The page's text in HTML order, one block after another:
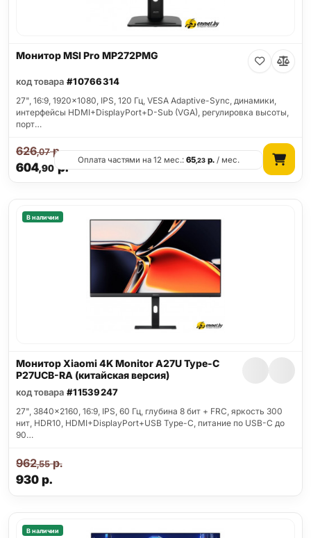
Монитор MSI Pro MP272PMG
код товара #10766314
27", 16:9, 1920x1080, IPS, 120 Гц, VESA Adaptive-Sync, динамики,
интерфейсы HDMI+DisplayPort+D-Sub (VGA), регулировка высоты,
порт…
604,90р.
626,07р.
Оплата частями на 12 мес.:65,23 р. / мес.
В наличии
Монитор Xiaomi 4K Monitor A27U Type-C
P27UCB-RA (китайская версия)
код товара #11539247
27", 3840x2160, 16:9, IPS, 60 Гц, глубина 8 бит + FRC, яркость 300
нит, HDR10, HDMI+DisplayPort+USB Type-C, питание по USB-C до
90…
930р.
962,55р.
В наличии